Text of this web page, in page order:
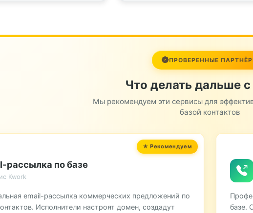
цветной металл
ПРОВЕРЕННЫЕ
Что делать дальше с
Мы рекомендуем эти сервисы для
базой контактов
рассылка по базе
Kwork
email-рассылка коммерческих предложений по
Исполнители настроят домен, создадут
базе.